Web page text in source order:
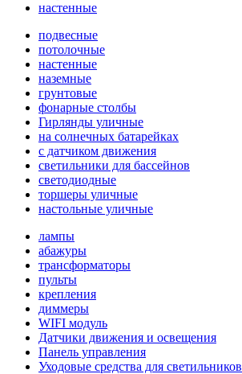
настенные
подвесные
потолочные
настенные
наземные
грунтовые
фонарные столбы
Гирлянды уличные
на солнечных батарейках
с датчиком движения
светильники для бассейнов
светодиодные
торшеры уличные
настольные уличные
лампы
абажуры
трансформаторы
пульты
крепления
диммеры
WIFI модуль
Датчики движения и освещения
Панель управления
Уходовые средства для светильников